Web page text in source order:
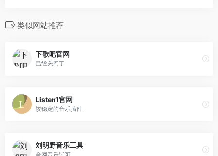
类似网站推荐
下歌吧官网
已经关闭了
Listen1官网
较稳定的音乐插件
刘明野音乐工具
全网音乐皆可